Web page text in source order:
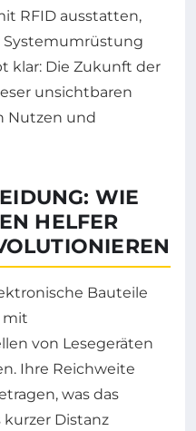
RFID ausstatten,
Systemumrüstung
klar: Die Zukunft der
unsichtbaren
Nutzen und
WIE
HELFER
Bauteile
mit
von Lesegeräten
Ihre Reichweite
was das
Distanz